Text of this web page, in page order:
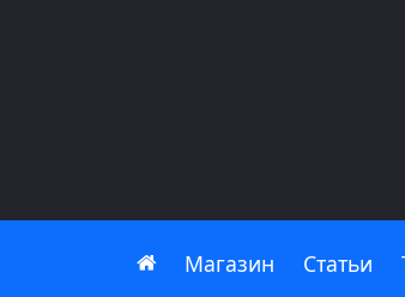
Главная
Магазин Статьи